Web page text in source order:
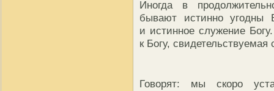
Иногда в
бывают истинно угодны
и истинное служение
к Богу,
Говорят: мы скоро